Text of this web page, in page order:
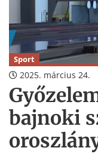
Sport
2025. március 24.
bajnoki